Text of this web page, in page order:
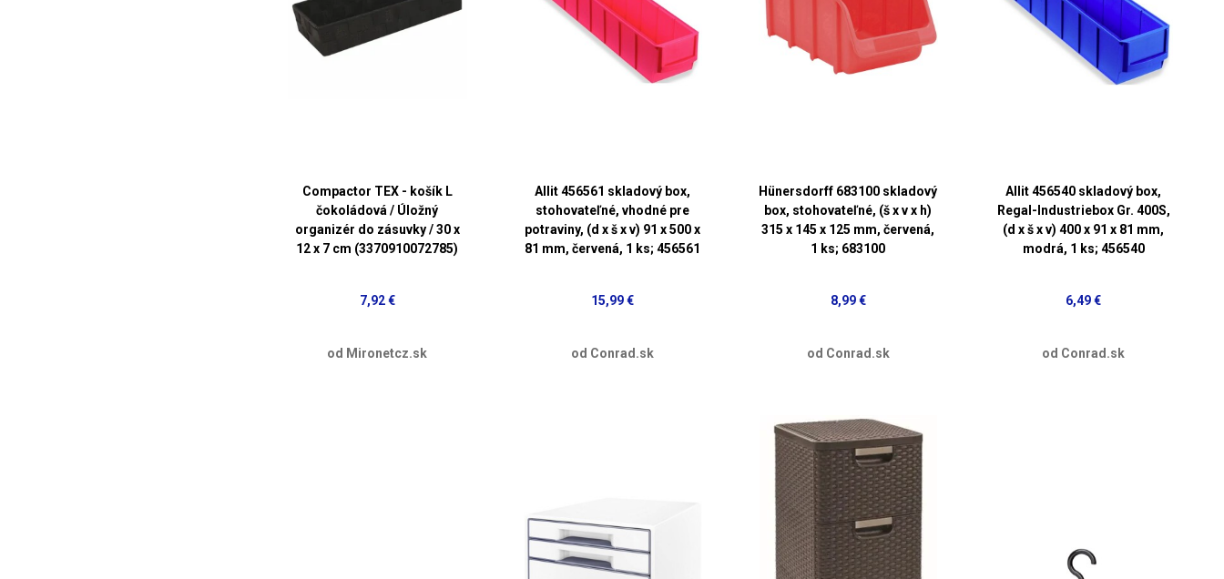
Compactor TEX - košík L
čokoládová / Úložný
organizér do zásuvky / 30 x
12 x 7 cm (3370910072785)
7,92 €
od Mironetcz.sk
Allit 456561 skladový box,
stohovateľné, vhodné pre
potraviny, (d x š x v) 91 x 500 x
81 mm, červená, 1 ks; 456561
15,99 €
od Conrad.sk
Hünersdorff 683100 skladový
box, stohovateľné, (š x v x h)
315 x 145 x 125 mm, červená,
1 ks; 683100
8,99 €
od Conrad.sk
Allit 456540 skladový box,
Regal-Industriebox Gr. 400S,
(d x š x v) 400 x 91 x 81 mm,
modrá, 1 ks; 456540
6,49 €
od Conrad.sk